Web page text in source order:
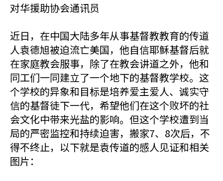
对华援助协会通讯员
近日，在中国大陆多年从事基督教教育的传道
人袁德旭被迫流亡美国，他自信耶稣基督后就
在家庭教会服事，除了在教会讲道之外，他和
同工们一同建立了一个地下的基督教学校。这
个学校的异象和目标是培养爱主爱人、诚实守
信的基督徒下一代，希望他们在这个败坏的社
会文化中带来光盐的影响。但这个学校遭到当
局的严密监控和持续迫害，搬家7、8次后，不
得不终止，以下就是袁传道的感人见证和相关
图片：